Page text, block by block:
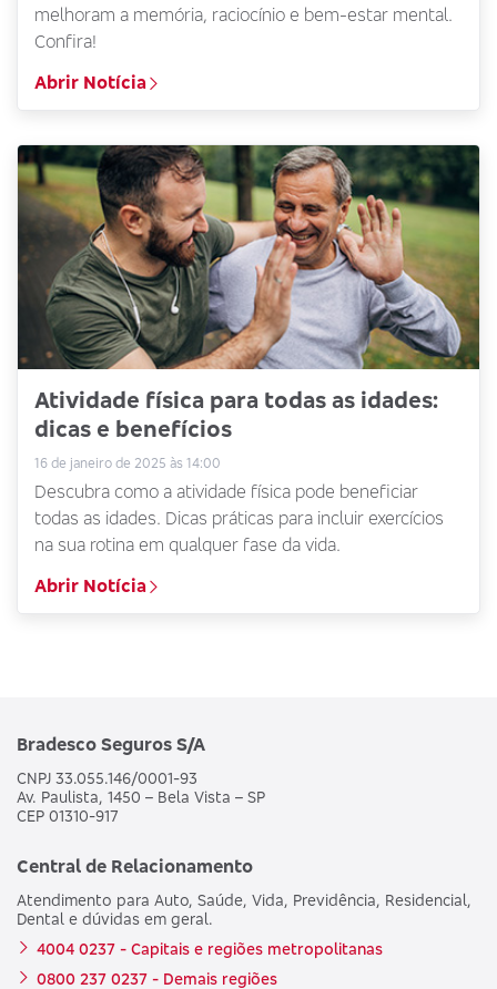
melhoram a memória, raciocínio e bem-estar mental.
Confira!
Abrir Notícia
Atividade física para todas as idades:
dicas e benefícios
16 de janeiro de 2025 às 14:00
Descubra como a atividade física pode beneficiar
todas as idades. Dicas práticas para incluir exercícios
na sua rotina em qualquer fase da vida.
Abrir Notícia
Bradesco Seguros S/A
CNPJ 33.055.146/0001-93
Av. Paulista, 1450 – Bela Vista – SP
CEP 01310-917
Central de Relacionamento
Atendimento para Auto, Saúde, Vida, Previdência, Residencial,
Dental e dúvidas em geral.
4004 0237 - Capitais e regiões metropolitanas
0800 237 0237 - Demais regiões